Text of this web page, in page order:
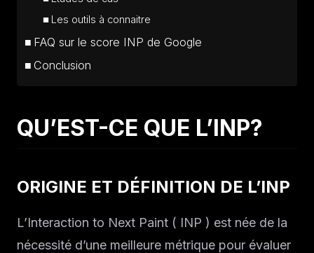
Les outils à connaitre
FAQ sur le score INP de Google
Conclusion
QU’EST-CE QUE L’INP?
ORIGINE ET DÉFINITION DE L’INP
L’Interaction to Next Paint ( INP ) est née de la
nécessité d’une meilleure métrique pour évaluer